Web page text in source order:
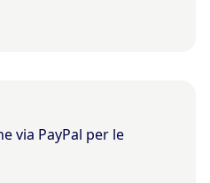
via PayPal per le